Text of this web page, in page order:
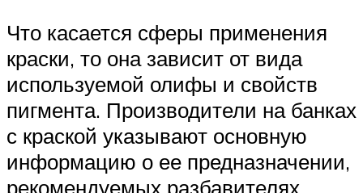
Что касается сферы применения
краски, то она зависит от вида
используемой олифы и свойств
пигмента. Производители на банках
с краской указывают основную
информацию о ее предназначении,
рекомендуемых разбавителях,